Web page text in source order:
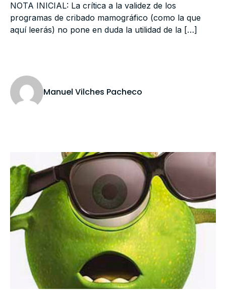
NOTA INICIAL: La crítica a la validez de los
programas de cribado mamográfico (como la que
aquí leerás) no pone en duda la utilidad de la […]
Manuel Vilches Pacheco